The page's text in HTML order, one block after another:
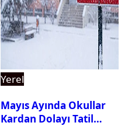
Yerel
Mayıs Ayında Okullar
Kardan Dolayı Tatil